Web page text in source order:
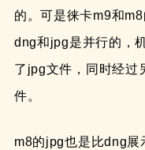
的。可是徕卡m9和
dng和jpg是并行的，
了jpg文件，同时经过
件。
m8的jpg也是比dng展